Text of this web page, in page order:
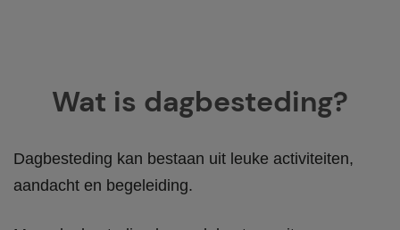
Wat is dagbesteding?
Dagbesteding kan bestaan uit leuke activiteiten,
aandacht en begeleiding.